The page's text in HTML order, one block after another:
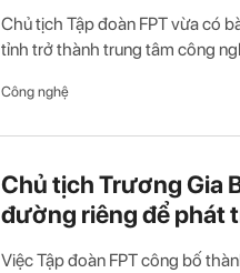
Chủ tịch Tập đoàn FPT vừa có
tỉnh trở thành trung tâm công
Công nghệ
Chủ tịch Trương Gia
đường riêng để phát
Việc Tập đoàn FPT công bố